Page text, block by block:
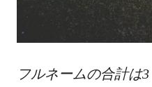
フルネームの合計は3